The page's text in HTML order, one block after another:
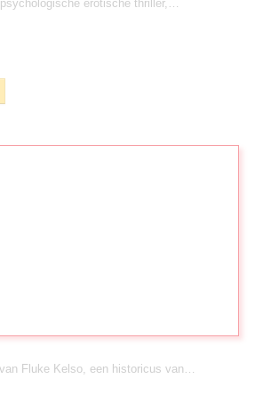
erotische thriller,…
Fluke Kelso, een historicus van…